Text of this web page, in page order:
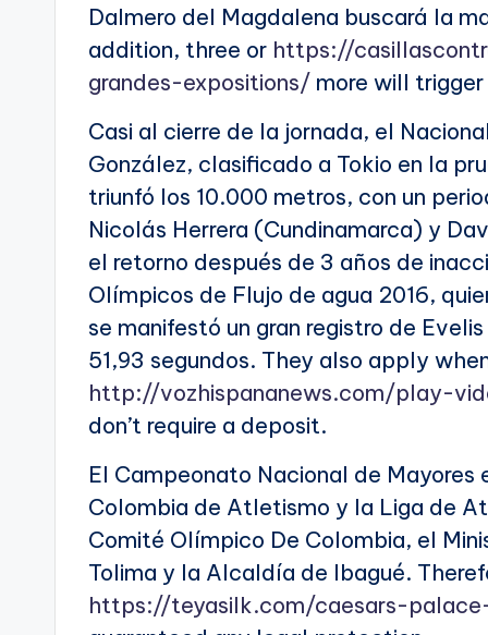
Dalmero del Magdalena buscará la
addition, three or https://
grandes-expositions/ more will
Casi al cierre de la jornada, el
González, clasificado a Tokio en la
triunfó los 10.000 metros, con un
Nicolás Herrera (Cundinamarca) y
el retorno después de 3 años de
Olímpicos de Flujo de agua 2016,
se manifestó un gran registro de
51,93 segundos. They also apply
http://vozhispananews.com/play-
don’t require a deposit.
El Campeonato Nacional de Mayores
Colombia de Atletismo y la Liga de
Comité Olímpico De Colombia, el
Tolima y la Alcaldía de Ibagué.
https://teyasilk.com/caesars-